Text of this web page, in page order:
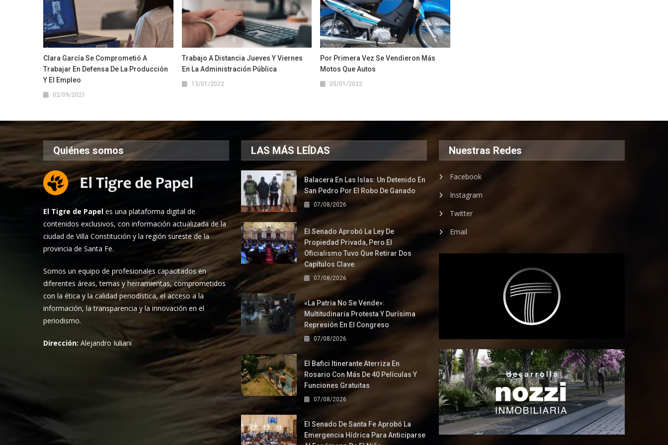
Clara García Se Comprometió A
Trabajar En Defensa De La Producción
Y El Empleo
02/09/2021
Trabajo A Distancia Jueves Y Viernes
En La Administración Pública
13/01/2022
Por Primera Vez Se Vendieron Más
Motos Que Autos
05/01/2022
Quiénes somos
El Tigre de Papel es una plataforma digital de
contenidos exclusivos, con información actualizada de la
ciudad de Villa Constitución y la región sureste de la
provincia de Santa Fe.
Somos un equipo de profesionales capacitados en
diferentes áreas, temas y herramientas, comprometidos
con la ética y la calidad periodística, el acceso a la
información, la transparencia y la innovación en el
periodismo.
Dirección:Alejandro Iuliani
LAS MÁS LEÍDAS
Balacera En Las Islas: Un Detenido En
San Pedro Por El Robo De Ganado
07/08/2026
El Senado Aprobó La Ley De
Propiedad Privada, Pero El
Oficialismo Tuvo Que Retirar Dos
Capítulos Clave
07/08/2026
«La Patria No Se Vende»:
Multitudinaria Protesta Y Durísima
Represión En El Congreso
07/08/2026
El Bafici Itinerante Aterriza En
Rosario Con Más De 40 Películas Y
Funciones Gratuitas
07/08/2026
El Senado De Santa Fe Aprobó La
Emergencia Hídrica Para Anticiparse
Nuestras Redes
Facebook
Instagram
Twitter
Email